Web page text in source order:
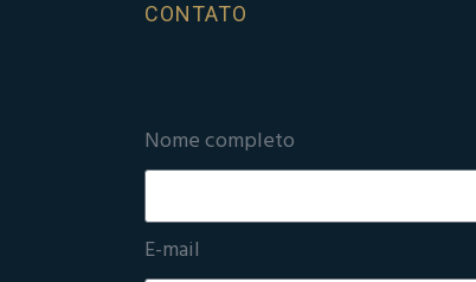
CONTATO
Nome completo
E-mail